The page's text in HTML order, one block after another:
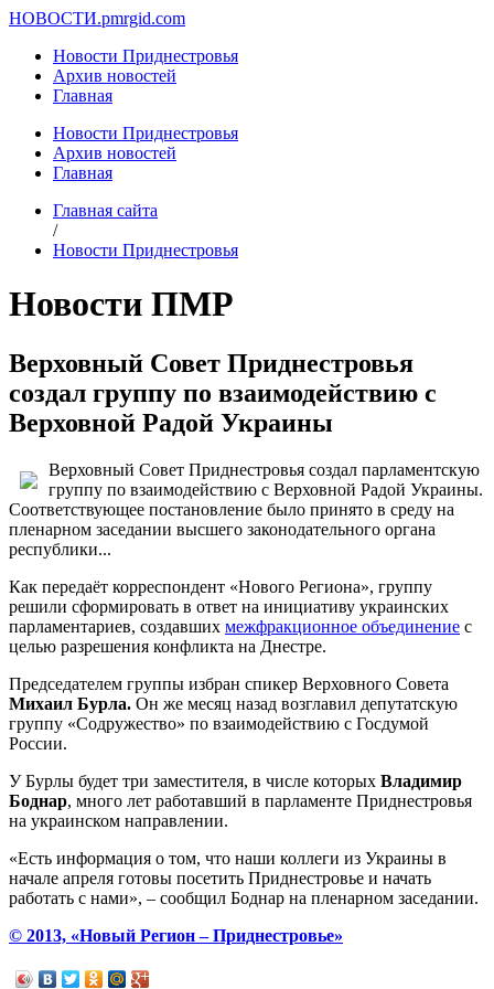
НОВОСТИ.pmrgid.com
Новости Приднестровья
Архив новостей
Главная
Новости Приднестровья
Архив новостей
Главная
Главная сайта
/
Новости Приднестровья
Новости ПМР
Верховный Совет Приднестровья
создал группу по взаимодействию с
Верховной Радой Украины
Верховный Совет Приднестровья создал парламентскую
группу по взаимодействию с Верховной Радой Украины.
Соответствующее постановление было принято в среду на
пленарном заседании высшего законодательного органа
республики...
Как передаёт корреспондент «Нового Региона», группу
решили сформировать в ответ на инициативу украинских
парламентариев, создавших межфракционное объединение с
целью разрешения конфликта на Днестре.
Председателем группы избран спикер Верховного Совета
Михаил Бурла. Он же месяц назад возглавил депутатскую
группу «Содружество» по взаимодействию с Госдумой
России.
У Бурлы будет три заместителя, в числе которых Владимир
Боднар, много лет работавший в парламенте Приднестровья
на украинском направлении.
«Есть информация о том, что наши коллеги из Украины в
начале апреля готовы посетить Приднестровье и начать
работать с нами», – сообщил Боднар на пленарном заседании.
© 2013, «Новый Регион – Приднестровье»